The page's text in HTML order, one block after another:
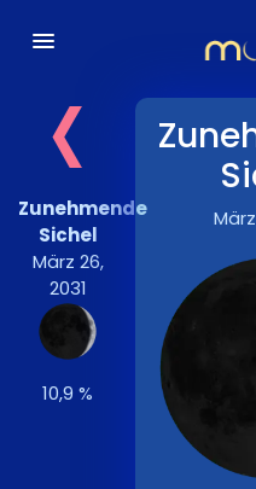
‹
Zunehmende
Sichel
März 26,
2031
10,9 %